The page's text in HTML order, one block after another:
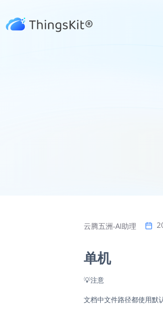
云腾五洲-AI助理
单机
💡注意
文档中文件路径都使用默